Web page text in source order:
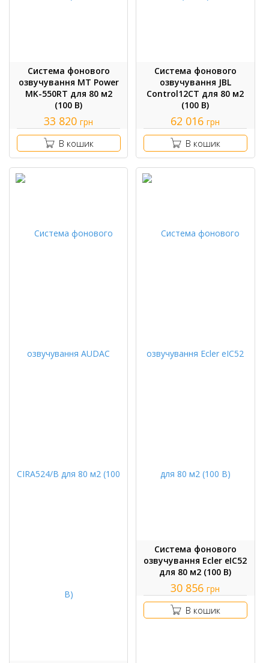
Система фонового
озвучування MT Power
MK-550RT для 80 м2
(100 В)
33 820 грн
В кошик
Система фонового
озвучування JBL
Control12CT для 80 м2
(100 В)
62 016 грн
В кошик
Система фонового
озвучування Ecler eIC52
для 80 м2 (100 В)
30 856 грн
В кошик